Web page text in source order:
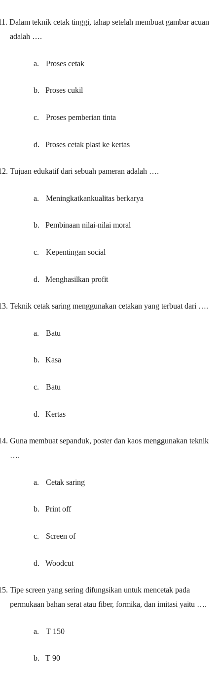
Dalam teknik cetak tinggi, tahap setelah membuat gambar acuan
adalah ….
a. Proses cetak
b. Proses cukil
c. Proses pemberian tinta
d. Proses cetak plast ke kertas
Tujuan edukatif dari sebuah pameran adalah ….
a. Meningkatkankualitas berkarya
b. Pembinaan nilai-nilai moral
c. Kepentingan social
d. Menghasilkan profit
Teknik cetak saring menggunakan cetakan yang terbuat dari ….
a. Batu
b. Kasa
c. Batu
d. Kertas
Guna membuat sepanduk, poster dan kaos menggunakan teknik
….
a. Cetak saring
b. Print off
c. Screen of
d. Woodcut
Tipe screen yang sering difungsikan untuk mencetak pada
permukaan bahan serat atau fiber, formika, dan imitasi yaitu ….
a. T 150
b. T 90